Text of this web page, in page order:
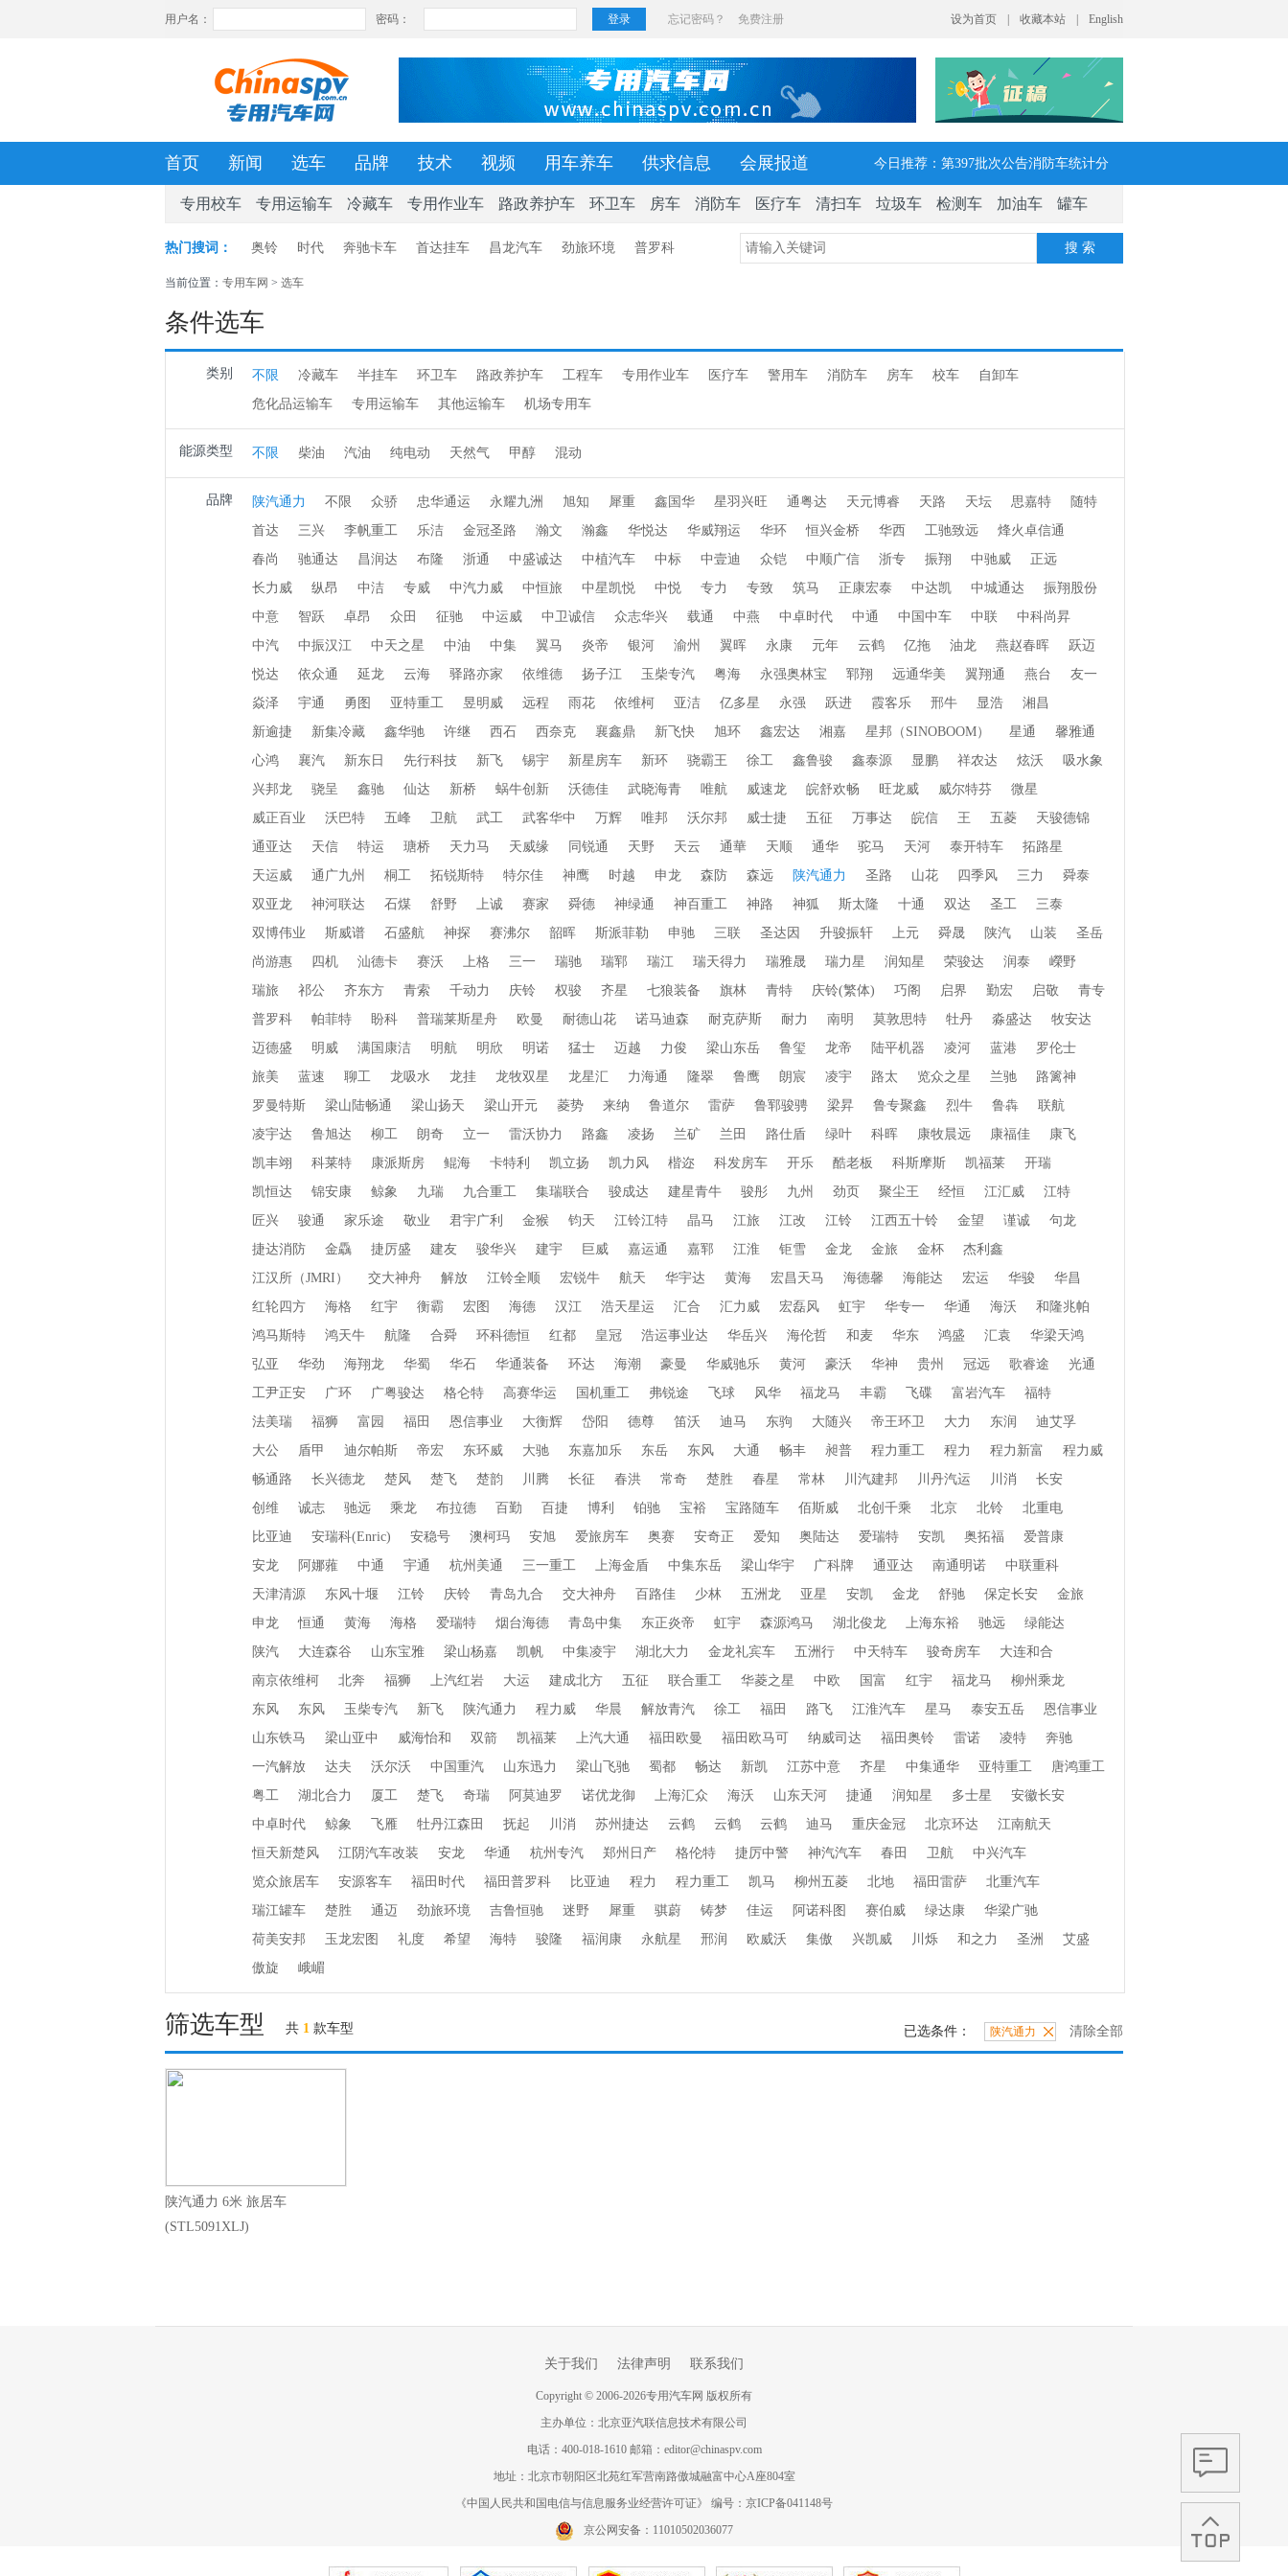
首页 新闻 选车 品牌 技术 视频 用车养车 供求信息 会展报道 今日推荐：第397批次公告消防车统计分
析：公示企业达21家11种车型，水罐、器
今日推荐：今年危险货物港口作业安全生
专用校车 专用运输车 冷藏车 专用作业车 路政养护车 环卫车 房车 消防车 医疗车 清扫车 垃圾车 检测车 加油车 罐车
热门搜词： 奥铃 时代 奔驰卡车 首达挂车 昌龙汽车 劲旅环境 普罗科 搜 索
当前位置： 专用车网 > 选车
条件选车
类别 不限 冷藏车 半挂车 环卫车 路政养护车 工程车 专用作业车 医疗车 警用车 消防车 房车 校车
自卸车
危化品运输车
专用运输车 其他运输车 机场专用车
能源类型 不限 柴油 汽油 纯电动 天然气 甲醇 混动
品牌 陕汽通力 不限 众骄 忠华通运 永耀九洲 旭知 犀重 鑫国华 星羽兴旺 通粤达 天元博睿 天路 天坛 思嘉特
随特
首达
三兴 李帆重工 乐洁 金冠圣路 瀚文 瀚鑫 华悦达 华威翔运 华环 恒兴金桥 华西 工驰致远
烽火卓信通
春尚
驰通达 昌润达 布隆 浙通 中盛诚达 中植汽车 中标 中壹迪 众铠 中顺广信 浙专 振翔 中驰威
正远
长力威
纵昂 中洁 专威 中汽力威 中恒旅 中星凯悦 中悦 专力 专致 筑马 正康宏泰 中达凯 中城通达
振翔股份
中意
智跃 卓昂 众田 征驰 中运威 中卫诚信 众志华兴 载通 中燕 中卓时代 中通 中国中车 中联
中科尚昇
中汽
中振汉江 中天之星 中油 中集 翼马 炎帝 银河 渝州 翼晖 永康 元年 云鹤 亿拖 油龙 燕赵春晖
跃迈
悦达
依众通 延龙 云海 驿路亦家 依维德 扬子江 玉柴专汽 粤海 永强奥林宝 郓翔 远通华美 翼翔通 燕台
友一
焱泽
宇通 勇图 亚特重工 昱明威 远程 雨花 依维柯 亚洁 亿多星 永强 跃进 霞客乐 邢牛 显浩
湘昌
新逾捷
新集冷藏 鑫华驰 许继 西石 西奈克 襄鑫鼎 新飞快 旭环 鑫宏达 湘嘉 星邦（SINOBOOM） 星通
馨雅通
心鸿
襄汽 新东日 先行科技 新飞 锡宇 新星房车 新环 骁霸王 徐工 鑫鲁骏 鑫泰源 显鹏 祥农达 炫沃
吸水象
兴邦龙
骁呈 鑫驰 仙达 新桥 蜗牛创新 沃德佳 武晓海青 唯航 威速龙 皖舒欢畅 旺龙威 威尔特芬
微星
威正百业
沃巴特 五峰 卫航 武工 武客华中 万辉 唯邦 沃尔邦 威士捷 五征 万事达 皖信 王 五菱
天骏德锦
通亚达
天信 特运 瑭桥 天力马 天威缘 同锐通 天野 天云 通華 天顺 通华 驼马 天河 泰开特车
拓路星
天运威
通广九州 桐工 拓锐斯特 特尔佳 神鹰 时越 申龙 森防 森远 陕汽通力 圣路 山花 四季风 三力
舜泰
双亚龙
神河联达 石煤 舒野 上诚 赛家 舜德 神绿通 神百重工 神路 神狐 斯太隆 十通 双达 圣工
三泰
双博伟业
斯威谱 石盛航 神探 赛沸尔 韶晖 斯派菲勒 申驰 三联 圣达因 升骏振轩 上元 舜晟 陕汽 山装
圣岳
尚游惠
四机 汕德卡 赛沃 上格 三一 瑞驰 瑞郓 瑞江 瑞天得力 瑞雅晟 瑞力星 润知星 荣骏达 润泰
嶸野
瑞旅
祁公 齐东方 青索 千动力 庆铃 权骏 齐星 七狼装备 旗林 青特 庆铃(繁体) 巧阁 启界 勤宏 启敬
青专
普罗科
帕菲特 盼科 普瑞莱斯星舟 欧曼 耐德山花 诺马迪森 耐克萨斯 耐力 南明 莫敦思特 牡丹 淼盛达
牧安达
迈德盛
明威 满国康洁 明航 明欣 明诺 猛士 迈越 力俊 梁山东岳 鲁玺 龙帝 陆平机器 凌河 蓝港
罗伦士
旅美
蓝速 聊工 龙吸水 龙挂 龙牧双星 龙星汇 力海通 隆翠 鲁鹰 朗宸 凌宇 路太 览众之星 兰驰
路篱神
罗曼特斯
梁山陆畅通 梁山扬天 梁山开元 菱势 来纳 鲁道尔 雷萨 鲁郓骏骋 梁昇 鲁专聚鑫 烈牛 鲁犇
联航
凌宇达
鲁旭达 柳工 朗奇 立一 雷沃协力 路鑫 凌扬 兰矿 兰田 路仕盾 绿叶 科晖 康牧晨远 康福佳
康飞
凯丰翊
科莱特 康派斯房 鲲海 卡特利 凯立扬 凯力风 楷迩 科发房车 开乐 酷老板 科斯摩斯 凯福莱
开瑞
凯恒达
锦安康 鲸象 九瑞 九合重工 集瑞联合 骏成达 建星青牛 骏彤 九州 劲页 聚尘王 经恒 江汇威
江特
匠兴
骏通 家乐途 敬业 君宇广利 金猴 钧天 江铃江特 晶马 江旅 江改 江铃 江西五十铃 金望 谨诚
句龙
捷达消防
金驫 捷厉盛 建友 骏华兴 建宇 巨威 嘉运通 嘉郓 江淮 钜雪 金龙 金旅 金杯
杰利鑫
江汉所（JMRI）
交大神舟 解放 江铃全顺 宏锐牛 航天 华宇达 黄海 宏昌天马 海德馨 海能达 宏运 华骏
华昌
红轮四方
海格 红宇 衡霸 宏图 海德 汉江 浩天星运 汇合 汇力威 宏磊风 虹宇 华专一 华通 海沃
和隆兆帕
鸿马斯特
鸿天牛 航隆 合舜 环科德恒 红都 皇冠 浩运事业达 华岳兴 海伦哲 和麦 华东 鸿盛 汇袁
华梁天鸿
弘亚
华劲 海翔龙 华蜀 华石 华通装备 环达 海潮 豪曼 华威驰乐 黄河 豪沃 华神 贵州 冠远 歌睿途
光通
工尹正安
广环 广粤骏达 格仑特 高赛华运 国机重工 弗锐途 飞球 风华 福龙马 丰霸 飞碟 富岩汽车
福特
法美瑞
福狮 富园 福田 恩信事业 大衡辉 岱阳 德尊 笛沃 迪马 东驹 大随兴 帝王环卫 大力 东润
迪艾孚
大公
盾甲 迪尔帕斯 帝宏 东环威 大驰 东嘉加乐 东岳 东风 大通 畅丰 昶普 程力重工 程力 程力新富
程力威
畅通路
长兴德龙 楚风 楚飞 楚韵 川腾 长征 春洪 常奇 楚胜 春星 常林 川汽建邦 川丹汽运 川消
长安
创维
诚志 驰远 乘龙 布拉德 百勤 百捷 博利 铂驰 宝裕 宝路随车 佰斯威 北创千乘 北京 北铃
北重电
比亚迪
安瑞科(Enric) 安稳号 澳柯玛 安旭 爱旅房车 奥赛 安奇正 爱知 奥陆达 爱瑞特 安凯 奥拓福
爱普康
安龙
阿娜蕥 中通 宇通 杭州美通 三一重工 上海金盾 中集东岳 梁山华宇 广科牌 通亚达 南通明诺
中联重科
天津清源
东风十堰 江铃 庆铃 青岛九合 交大神舟 百路佳 少林 五洲龙 亚星 安凯 金龙 舒驰 保定长安
金旅
申龙
恒通 黄海 海格 爱瑞特 烟台海德 青岛中集 东正炎帝 虹宇 森源鸿马 湖北俊龙 上海东裕 驰远
绿能达
陕汽
大连森谷 山东宝雅 梁山杨嘉 凯帆 中集凌宇 湖北大力 金龙礼宾车 五洲行 中天特车 骏奇房车
大连和合
南京依维柯
北奔 福狮 上汽红岩 大运 建成北方 五征 联合重工 华菱之星 中欧 国富 红宇 福龙马
柳州乘龙
东风
东风 玉柴专汽 新飞 陕汽通力 程力威 华晨 解放青汽 徐工 福田 路飞 江淮汽车 星马 泰安五岳
恩信事业
山东铁马
梁山亚中 威海怡和 双箭 凯福莱 上汽大通 福田欧曼 福田欧马可 纳威司达 福田奥铃 雷诺 凌特
奔驰
一汽解放
达夫 沃尔沃 中国重汽 山东迅力 梁山飞驰 蜀都 畅达 新凯 江苏中意 齐星 中集通华 亚特重工
唐鸿重工
粤工
湖北合力 厦工 楚飞 奇瑞 阿莫迪罗 诺优龙御 上海汇众 海沃 山东天河 捷通 润知星 多士星
安徽长安
中卓时代
鲸象 飞雁 牡丹江森田 抚起 川消 苏州捷达 云鹤 云鹤 云鹤 迪马 重庆金冠 北京环达
江南航天
恒天新楚风
江阴汽车改装 安龙 华通 杭州专汽 郑州日产 格伦特 捷厉中警 神汽汽车 春田 卫航
中兴汽车
览众旅居车
安源客车 福田时代 福田普罗科 比亚迪 程力 程力重工 凯马 柳州五菱 北地 福田雷萨
北重汽车
瑞江罐车
楚胜 通迈 劲旅环境 吉鲁恒驰 迷野 犀重 骐蔚 铸梦 佳运 阿诺科图 赛伯威 绿达康
华梁广驰
荷美安邦
玉龙宏图 礼度 希望 海特 骏隆 福润康 永航星 邢润 欧威沃 集傲 兴凯威 川烁 和之力 圣洲
艾盛
傲旋
峨嵋
筛选车型 共 1 款车型 已选条件： 陕汽通力 清除全部
陕汽通力 6米 旅居车
(STL5091XLJ)
关于我们 法律声明 联系我们
Copyright © 2006-2026专用汽车网 版权所有
主办单位：北京亚汽联信息技术有限公司
电话：400-018-1610 邮箱：editor@chinaspv.com
地址：北京市朝阳区北苑红军营南路傲城融富中心A座804室
《中国人民共和国电信与信息服务业经营许可证》 编号：京ICP备041148号
京公网安备：11010502036077